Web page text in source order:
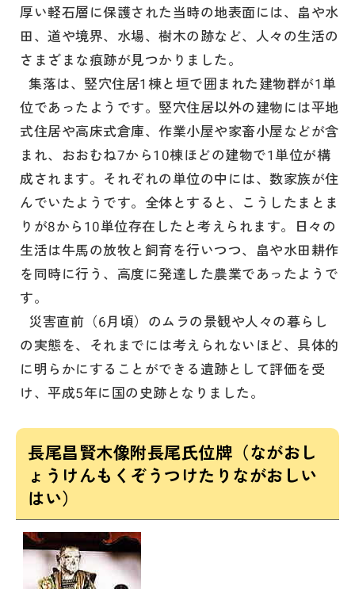
厚い軽石層に保護された当時の地表面には、畠や水
田、道や境界、水場、樹木の跡など、人々の生活の
さまざまな痕跡が見つかりました。
集落は、竪穴住居1棟と垣で囲まれた建物群が1単
位であったようです。竪穴住居以外の建物には平地
式住居や高床式倉庫、作業小屋や家畜小屋などが含
まれ、おおむね7から10棟ほどの建物で1単位が構
成されます。それぞれの単位の中には、数家族が住
んでいたようです。全体とすると、こうしたまとま
りが8から10単位存在したと考えられます。日々の
生活は牛馬の放牧と飼育を行いつつ、畠や水田耕作
を同時に行う、高度に発達した農業であったようで
す。
災害直前（6月頃）のムラの景観や人々の暮らし
の実態を、それまでには考えられないほど、具体的
に明らかにすることができる遺跡として評価を受
け、平成5年に国の史跡となりました。
長尾昌賢木像附長尾氏位牌（ながおし
ょうけんもくぞうつけたりながおしい
はい）